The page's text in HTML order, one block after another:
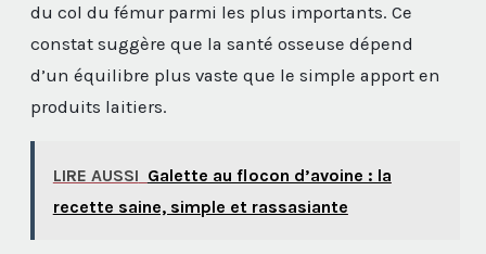
du col du fémur parmi les plus importants. Ce
constat suggère que la santé osseuse dépend
d’un équilibre plus vaste que le simple apport en
produits laitiers.
LIRE AUSSI Galette au flocon d’avoine : la
recette saine, simple et rassasiante